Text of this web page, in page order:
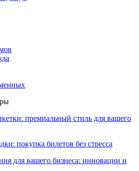
премиальный стиль для вашего
покупка билетов без стресса
для вашего бизнеса: инновации и